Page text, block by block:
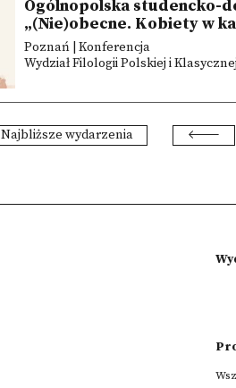
Ogólnopolska studencko-
„(Nie)obecne. Kobiety w
Poznań | Konferencja
Wydział Filologii Polskiej i
Najbliższe wydarzenia